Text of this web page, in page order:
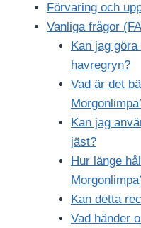
Förvaring och
Vanliga frågor
Kan jag
havregryn?
Vad är det
Kan jag
jäst?
Hur länge
Kan detta
Vad händer